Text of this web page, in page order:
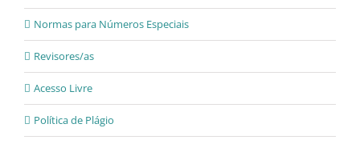
Normas para Números Especiais
Revisores/as
Acesso Livre
Política de Plágio